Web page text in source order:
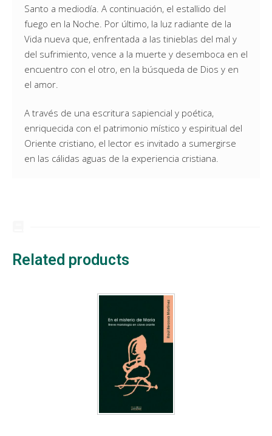
Santo a mediodía. A continuación, el estallido del
fuego en la Noche. Por último, la luz radiante de la
Vida nueva que, enfrentada a las tinieblas del mal y
del sufrimiento, vence a la muerte y desemboca en el
encuentro con el otro, en la búsqueda de Dios y en
el amor.
A través de una escritura sapiencial y poética,
enriquecida con el patrimonio místico y espiritual del
Oriente cristiano, el lector es invitado a sumergirse
en las cálidas aguas de la experiencia cristiana.
Related products